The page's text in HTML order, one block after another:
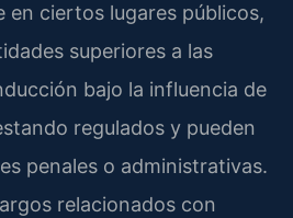
en ciertos lugares públicos,
superiores a las
bajo la influencia de
regulados y pueden
penales o administrativas.
relacionados con